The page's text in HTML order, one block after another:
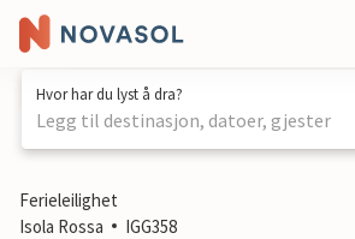
Hvor har du lyst å dra?
Legg til destinasjon, datoer, gjester
1 / 18
Ferieleilighet
Isola Rossa
IGG358